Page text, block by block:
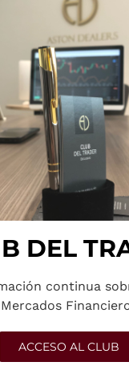
DEL
continua
Mercados
ACCESO AL CLUB